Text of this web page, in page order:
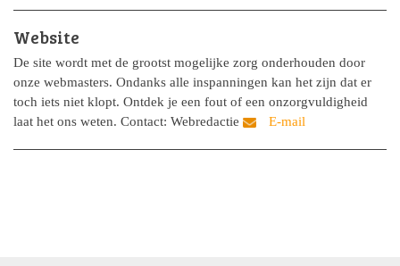
Website
De site wordt met de grootst mogelijke zorg onderhouden door
onze webmasters. Ondanks alle inspanningen kan het zijn dat er
toch iets niet klopt. Ontdek je een fout of een onzorgvuldigheid
laat het ons weten. Contact: Webredactie